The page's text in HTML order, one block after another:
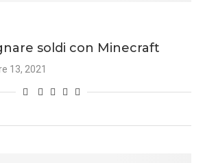
soldi con Minecraft
13, 2021